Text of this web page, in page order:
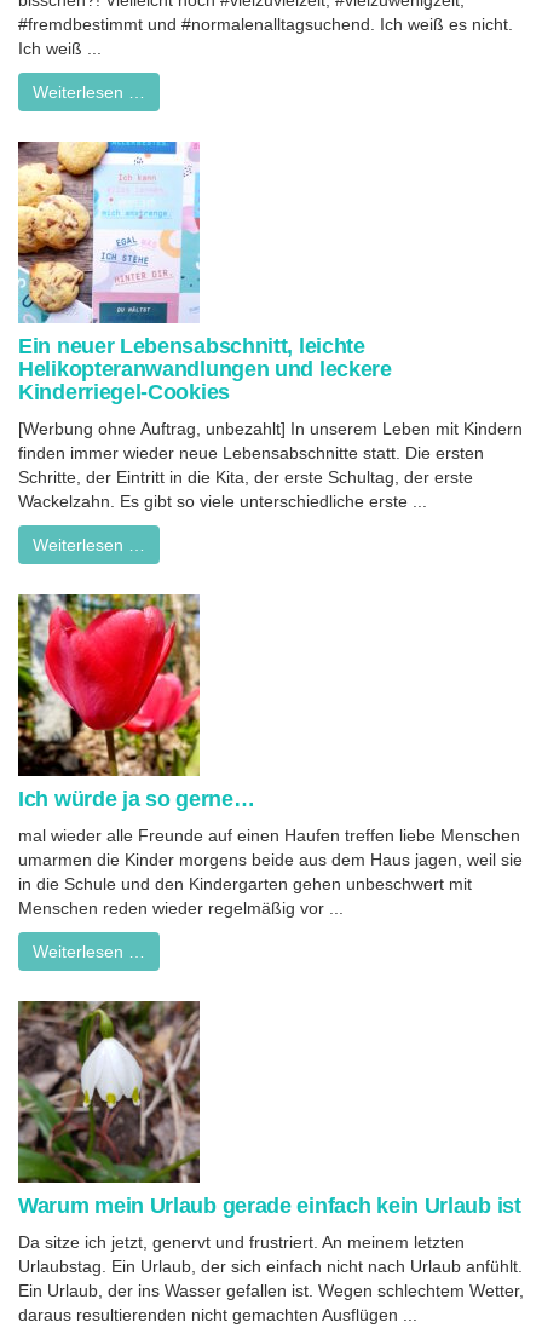
#fremdbestimmt und #normalenalltagsuchend. Ich weiß es nicht.
Ich weiß ...
Weiterlesen …
Ein neuer Lebensabschnitt, leichte
Helikopteranwandlungen und leckere
Kinderriegel-Cookies
[Werbung ohne Auftrag, unbezahlt] In unserem Leben mit Kindern
finden immer wieder neue Lebensabschnitte statt. Die ersten
Schritte, der Eintritt in die Kita, der erste Schultag, der erste
Wackelzahn. Es gibt so viele unterschiedliche erste ...
Weiterlesen …
Ich würde ja so gerne…
mal wieder alle Freunde auf einen Haufen treffen liebe Menschen
umarmen die Kinder morgens beide aus dem Haus jagen, weil sie
in die Schule und den Kindergarten gehen unbeschwert mit
Menschen reden wieder regelmäßig vor ...
Weiterlesen …
Warum mein Urlaub gerade einfach kein Urlaub ist
Da sitze ich jetzt, genervt und frustriert. An meinem letzten
Urlaubstag. Ein Urlaub, der sich einfach nicht nach Urlaub anfühlt.
Ein Urlaub, der ins Wasser gefallen ist. Wegen schlechtem Wetter,
daraus resultierenden nicht gemachten Ausflügen ...